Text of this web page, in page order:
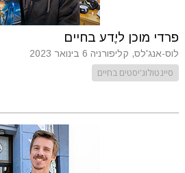
פרדי מוכן ליֶדע בחיים
לוס-אנג'לס, קליפורניה 6 בינואר 2023
סיינטולוג'יסטים בחיים